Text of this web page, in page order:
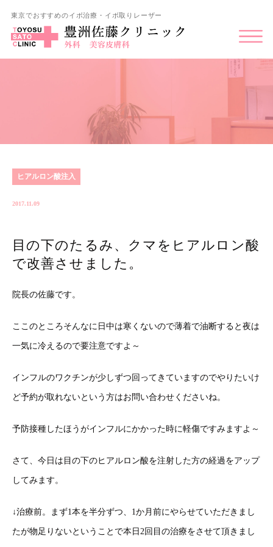
東京でおすすめのイボ治療・イボ取りレーザー
ヒアルロン酸注入
2017.11.09
目の下のたるみ、クマをヒアルロン酸
で改善させました。
院長の佐藤です。
ここのところそんなに日中は寒くないので薄着で油断すると夜は
一気に冷えるので要注意ですよ～
インフルのワクチンが少しずつ回ってきていますのでやりたいけ
ど予約が取れないという方はお問い合わせくださいね。
予防接種したほうがインフルにかかった時に軽傷ですみますよ～
さて、今日は目の下のヒアルロン酸を注射した方の経過をアップ
してみます。
↓治療前。まず1本を半分ずつ、1か月前にやらせていただきまし
たが物足りないということで本日2回目の治療をさせて頂きまし